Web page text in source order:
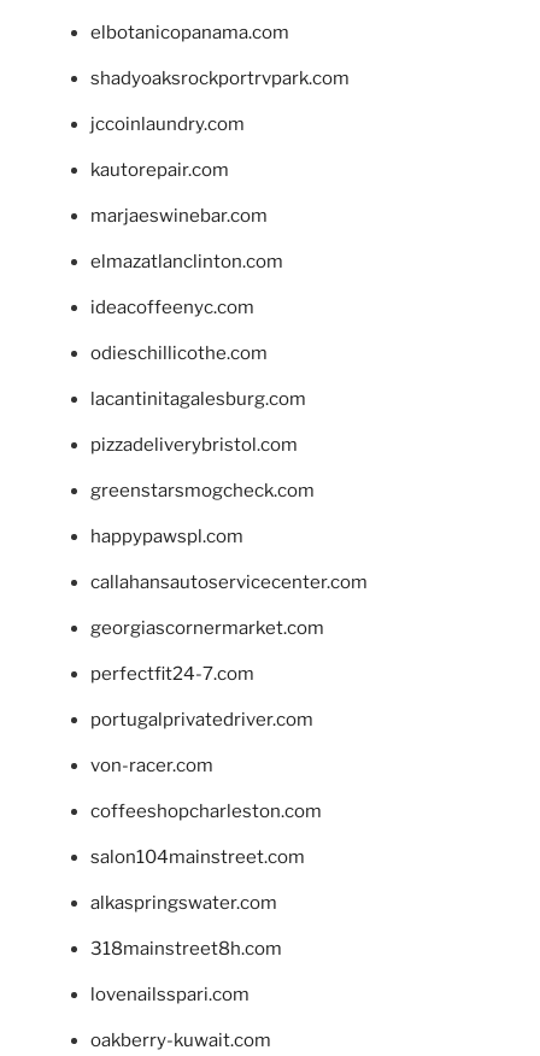
elbotanicopanama.com
shadyoaksrockportrvpark.com
jccoinlaundry.com
kautorepair.com
marjaeswinebar.com
elmazatlanclinton.com
ideacoffeenyc.com
odieschillicothe.com
lacantinitagalesburg.com
pizzadeliverybristol.com
greenstarsmogcheck.com
happypawspl.com
callahansautoservicecenter.com
georgiascornermarket.com
perfectfit24-7.com
portugalprivatedriver.com
von-racer.com
coffeeshopcharleston.com
salon104mainstreet.com
alkaspringswater.com
318mainstreet8h.com
lovenailsspari.com
oakberry-kuwait.com